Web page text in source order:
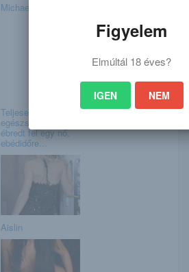
Michaela
Teljesen
egészségesen
ébredt fel egy nő,
ebédidőre...
Aislin
Figyelem
Elmúltál 18 éves?
IGEN NEM